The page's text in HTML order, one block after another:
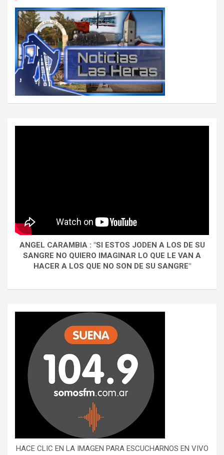
ANGEL CARAMBIA : "SI ESTOS JODEN A LOS DE SU
SANGRE NO QUIERO IMAGINAR LO QUE LE VAN A
HACER A LOS QUE NO SON DE SU SANGRE"
HACE CLIC EN LA IMAGEN PARA ESCUCHARNOS EN VIVO